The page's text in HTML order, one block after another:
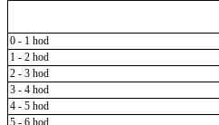
0 - 1 hod
1 - 2 hod
2 - 3 hod
3 - 4 hod
4 - 5 hod
5 - 6 hod